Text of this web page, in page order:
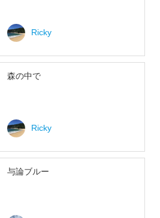
Ricky
森の中で
Ricky
与論ブルー